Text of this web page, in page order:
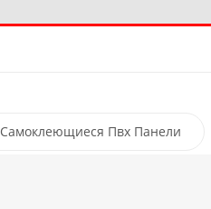
Самоклеющиеся Пвх Панели